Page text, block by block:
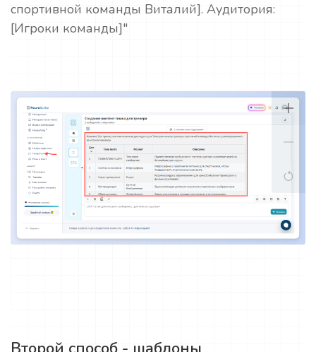
спортивной команды Виталий]. Аудитория:
[Игроки команды]"